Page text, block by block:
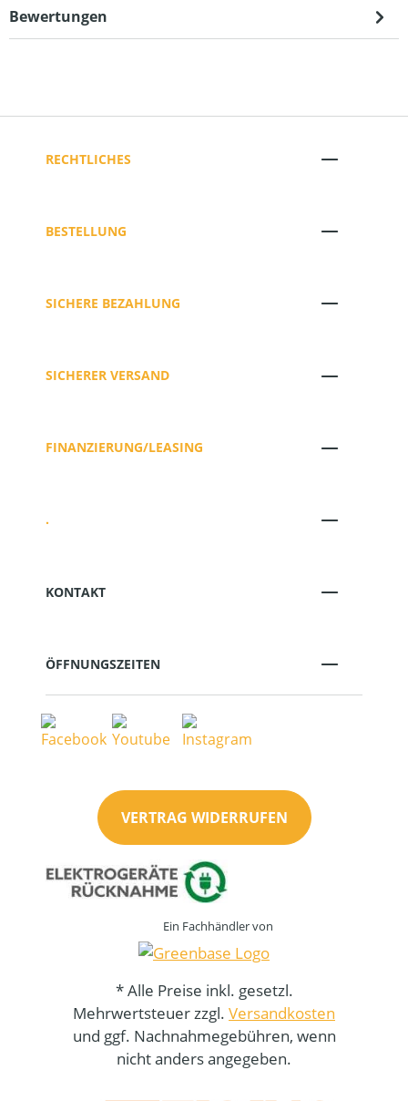
Bewertungen
RECHTLICHES
BESTELLUNG
SICHERE BEZAHLUNG
SICHERER VERSAND
FINANZIERUNG/LEASING
.
KONTAKT
ÖFFNUNGSZEITEN
VERTRAG WIDERRUFEN
Ein Fachhändler von
* Alle Preise inkl. gesetzl.
Mehrwertsteuer zzgl. Versandkosten
und ggf. Nachnahmegebühren, wenn
nicht anders angegeben.